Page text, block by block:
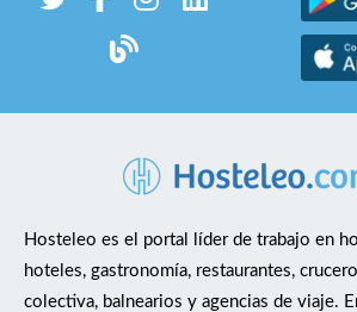
Hosteleo es el portal líder de trabajo en
hoteles, gastronomía, restaurantes,
colectiva, balnearios y agencias de viaje.